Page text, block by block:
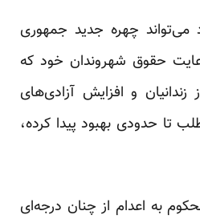
می‌تواند چهره جدید جمهوری
حقوق شهروندان خود که
زندانیان و افزایش آزادی‌های
تا حدودی بهبود پیدا کرده،
سُنی محکوم به اعدام از چنان درجه‌ای